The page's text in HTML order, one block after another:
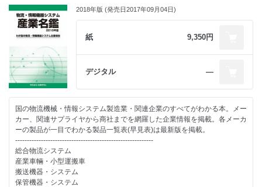
果を発表
・研究者にきく
日本の取引慣行見直し物流最適化、市場環境変化には共同化の推進を
人口減少時代の流通業と物流課題
・物流機器・情報システム主要メーカー一覧
・物流関連主要団体概要一覧(40団体)
・メーカー別物流関連製品一覧 (一目で各メーカーの取扱製品がわかる
早見表)
・物流関連メーカー一覧 (社名・住所・電話番号の一覧表)
その他
-----------------------------------------------------------
社名索引
名鑑の見方・使い方
-----------------------------------------------------------
特別資料
・物流システム関連機器 生産売上統計一覧
・物流17業種に関する調査で見えてきた 物流市場規模の推移と近未来予
測
・勢い増す我が国のロボット産業界、生産額・台数共に大幅増で輸出も初
の3万台突破！
・自動運転システム、健康食品、3Dプリンタ材料、FinTech…最新市場動
向調査から
・物流関連主要団体概要一覧(40団体)
・メーカー別物流関連製品一覧 (一目で各メーカーの取扱製品がわかる
早見表)
・物流関連メーカー一覧 (社名・住所・電話番号の一覧表)
2018年版 (発売日2017年09月04日)
紙 9,350円
デジタル ―
国の物流機械・情報システム製造業・関連企業のすべてがわかる本。メー
カー、関連サプライヤから商社までを網羅した企業情報を掲載。各メーカ
ーの製品が一目でわかる製品一覧表(早見表)は最新版を掲載。
-----------------------------------------------------------
総合物流システム
産業車輛・小型運搬車
搬送機器・システム
保管機器・システム